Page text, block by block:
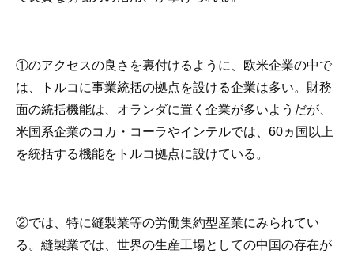
①のアクセスの良さを裏付けるように、欧米企業の中で
は、トルコに事業統括の拠点を設ける企業は多い。財務
面の統括機能は、オランダに置く企業が多いようだが、
米国系企業のコカ・コーラやインテルでは、60ヵ国以上
を統括する機能をトルコ拠点に設けている。
②では、特に縫製業等の労働集約型産業にみられてい
る。縫製業では、世界の生産工場としての中国の存在が